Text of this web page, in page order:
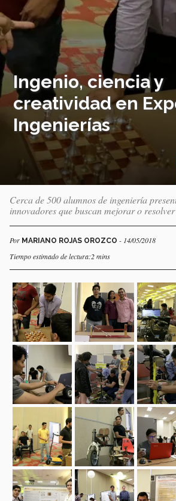
Ingenio, ciencia y
creatividad en
Ingenierías
Cerca de 500 alumnos de ingeniería
innovadores que buscan mejorar o resolver
Por MARIANO ROJAS OROZCO - 14/05/2018
Tiempo estimado de lectura:2 mins